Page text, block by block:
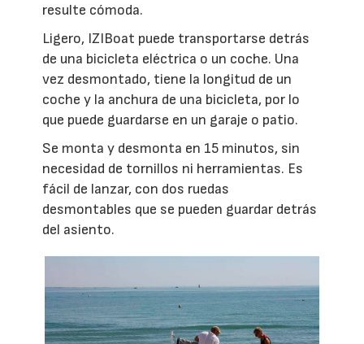
resulte cómoda.
Ligero, IZIBoat puede transportarse detrás
de una bicicleta eléctrica o un coche. Una
vez desmontado, tiene la longitud de un
coche y la anchura de una bicicleta, por lo
que puede guardarse en un garaje o patio.
Se monta y desmonta en 15 minutos, sin
necesidad de tornillos ni herramientas. Es
fácil de lanzar, con dos ruedas
desmontables que se pueden guardar detrás
del asiento.